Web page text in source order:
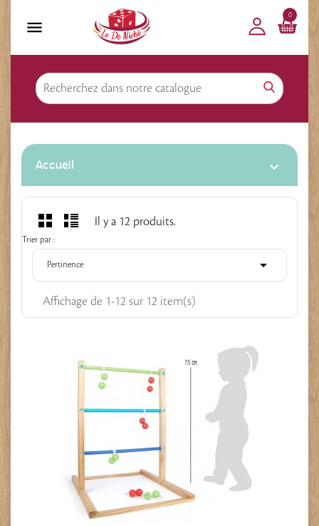

0
Accueil 
Il y a 12 produits.
Trier par :
Pertinence 
Affichage de 1-12 sur 12 item(s)